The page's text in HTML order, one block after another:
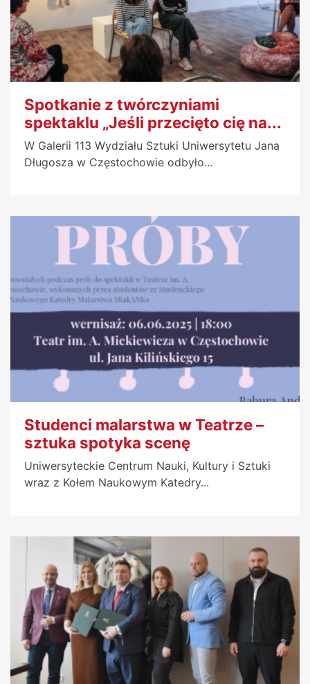
Spotkanie z twórczyniami
spektaklu „Jeśli przecięto cię na...
W Galerii 113 Wydziału Sztuki Uniwersytetu Jana
Długosza w Częstochowie odbyło...
Studenci malarstwa w Teatrze –
sztuka spotyka scenę
Uniwersyteckie Centrum Nauki, Kultury i Sztuki
wraz z Kołem Naukowym Katedry...